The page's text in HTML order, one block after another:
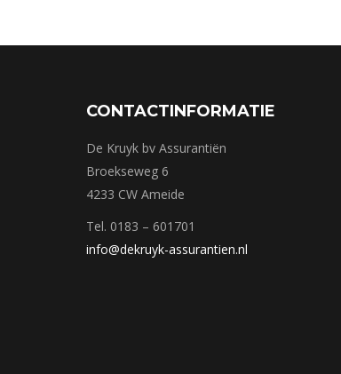
CONTACTINFORMATIE
De Kruyk bv Assurantiën
Broekseweg 6
4233 CW Ameide
Tel. 0183 – 601701
info@dekruyk-assurantien.nl